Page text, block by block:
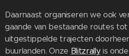
Daarnaast organiseren we ook
gaande van bestaande routes
uitgestippelde trajecten
buurlanden. Onze Blitzrallyis